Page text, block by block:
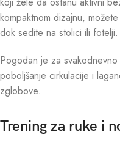
kompaktnom dizajnu,
dok sedite na stolici ili fotelji.
Pogodan je za
poboljšanje cirkulacije i
zglobove.
Trening za ruke i